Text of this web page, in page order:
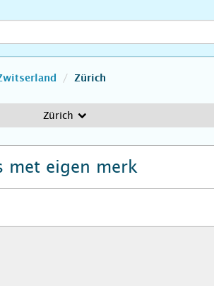
Zürich
Zürich
met eigen merk